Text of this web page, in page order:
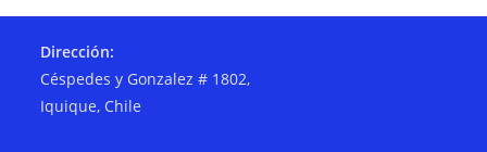
Dirección:
Céspedes y Gonzalez # 1802,
Iquique, Chile